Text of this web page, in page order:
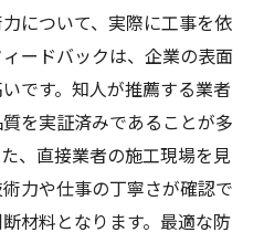
について、実際に工事を依
ードバックは、企業の表面
です。知人が推薦する業者
を実証済みであることが多
、直接業者の施工現場を見
力や仕事の丁寧さが確認で
材料となります。最適な防